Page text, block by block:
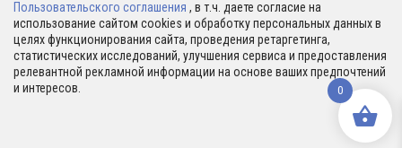
Пользовательского соглашения , в т.ч. даете согласие на
использование сайтом cookies и обработку персональных данных в
целях функционирования сайта, проведения ретаргетинга,
статистических исследований, улучшения сервиса и предоставления
релевантной рекламной информации на основе ваших предпочтений
и интересов.
0